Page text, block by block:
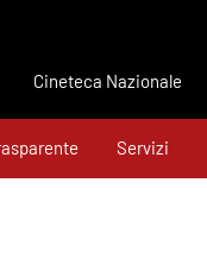
Cineteca Nazionale
Servizi